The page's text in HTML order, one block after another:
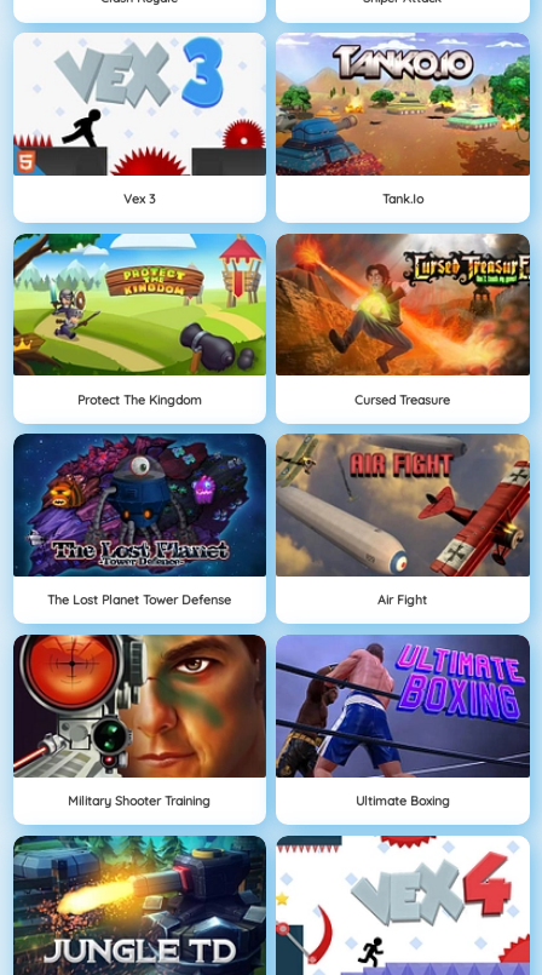
Vex 3 Tank.io
Protect The Kingdom Cursed Treasure
The Lost Planet Tower Defense Air Fight
Military Shooter Training Ultimate Boxing